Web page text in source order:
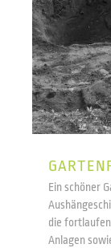
Ein schöner
die
Anlagen